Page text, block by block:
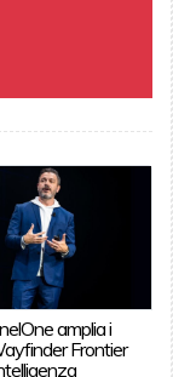
amplia i
Frontier